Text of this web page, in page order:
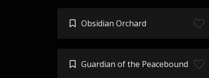
Obsidian Orchard
Guardian of the Peacebound